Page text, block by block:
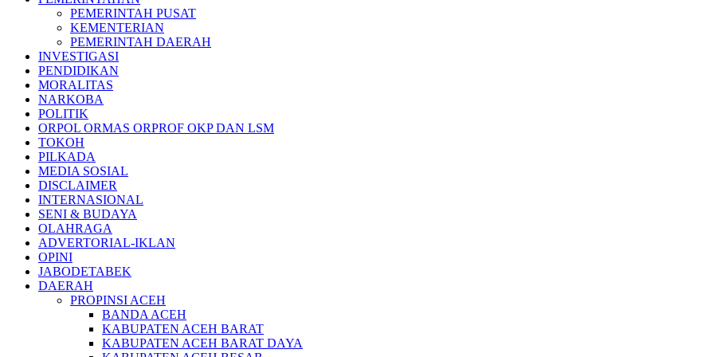
PEMERINTAH PUSAT
KEMENTERIAN
PEMERINTAH DAERAH
INVESTIGASI
PENDIDIKAN
MORALITAS
NARKOBA
POLITIK
ORPOL ORMAS ORPROF OKP DAN LSM
TOKOH
PILKADA
MEDIA SOSIAL
DISCLAIMER
INTERNASIONAL
SENI & BUDAYA
OLAHRAGA
ADVERTORIAL-IKLAN
OPINI
JABODETABEK
DAERAH
PROPINSI ACEH
BANDA ACEH
KABUPATEN ACEH BARAT
KABUPATEN ACEH BARAT DAYA